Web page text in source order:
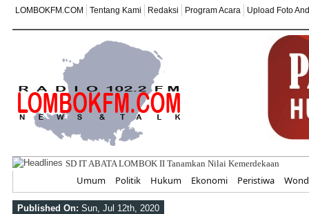
LOMBOKFM.COM Tentang Kami Redaksi Program Acara Upload Foto
SD IT ABATA LOMBOK II Tanamkan Nilai Kemerdekaan
Umum Politik Hukum Ekonomi Peristiwa
Published On: Sun, Jul 12th, 2020